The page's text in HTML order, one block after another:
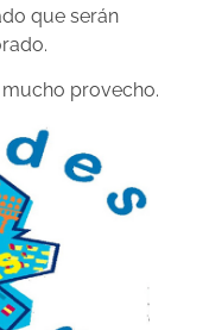
que serán
provecho.